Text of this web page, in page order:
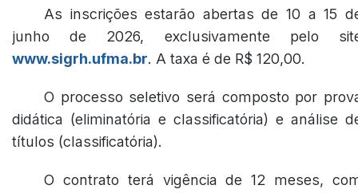
As inscrições estarão abertas de 10 a 15
junho de 2026, exclusivamente pelo
www.sigrh.ufma.br. A taxa é de R$ 120,00.
O processo seletivo será composto por
didática (eliminatória e classificatória) e análise
títulos (classificatória).
O contrato terá vigência de 12 meses,